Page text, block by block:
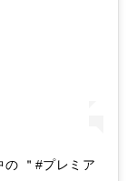
の ＂#プレミア